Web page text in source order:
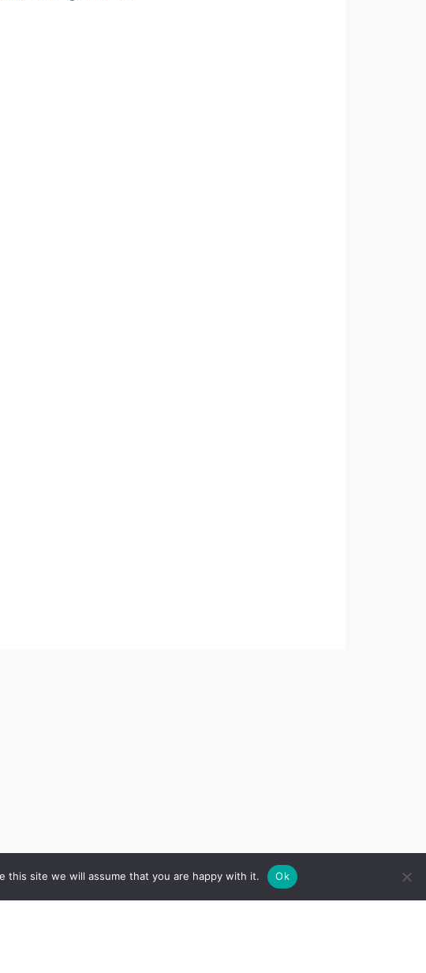
site we will assume that you are happy with it. Ok